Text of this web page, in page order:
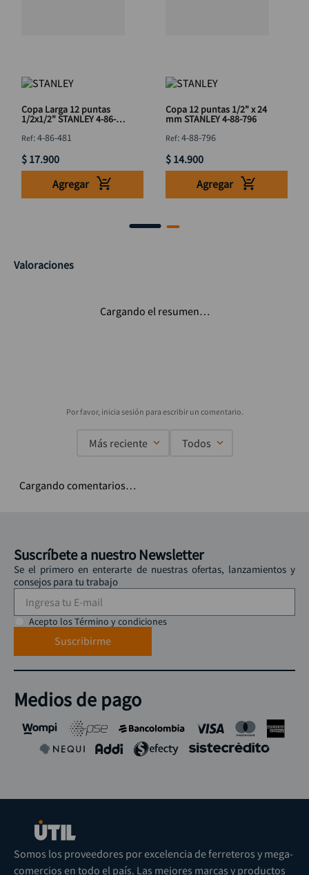
Copa Larga 12 puntas
1/2x1/2" STANLEY 4-86-
:4-86-481
$ 17.900
Agregar
Copa 12 puntas 1/2" x 24
mm STANLEY 4-88-796
:4-88-796
$ 14.900
Agregar
Valoraciones
Cargando el resumen…
Más reciente Todos
Cargando comentarios…
Suscríbete a nuestro Newsletter
Se el primero en enterarte de nuestras ofertas, lanzamientos y
consejos para tu trabajo
Acepto los Término y condiciones
Suscribirme
Medios de pago
Somos los proveedores por excelencia de ferreteros y mega-
comercios en todo el país. Las mejores marcas y productos